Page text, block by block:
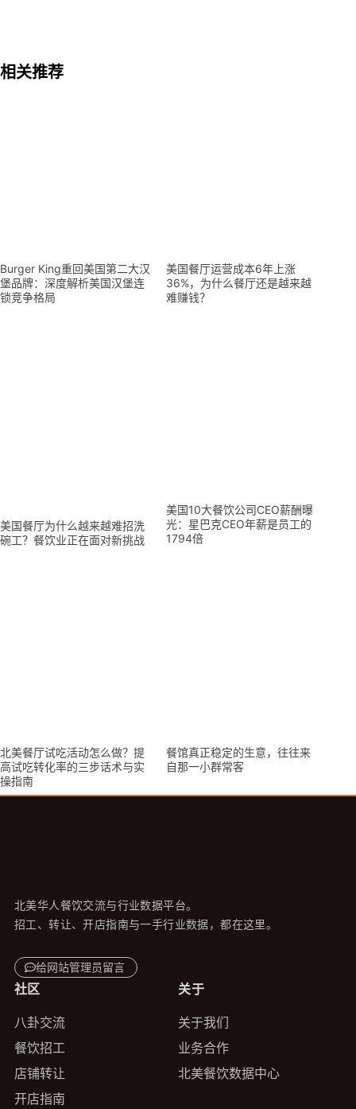
相关推荐
Burger King重回美国第二大汉
堡品牌：深度解析美国汉堡连
锁竞争格局
美国餐厅运营成本6年上涨
36%，为什么餐厅还是越来越
难赚钱？
美国餐厅为什么越来越难招洗
碗工？餐饮业正在面对新挑战
美国10大餐饮公司CEO薪酬曝
光：星巴克CEO年薪是员工的
1794倍
北美餐厅试吃活动怎么做？提
高试吃转化率的三步话术与实
操指南
餐馆真正稳定的生意，往往来
自那一小群常客
北美华人餐饮交流与行业数据平台。
招工、转让、开店指南与一手行业数据，都在这里。
给网站管理员留言
社区
八卦交流
餐饮招工
店铺转让
开店指南
关于
关于我们
业务合作
北美餐饮数据中心